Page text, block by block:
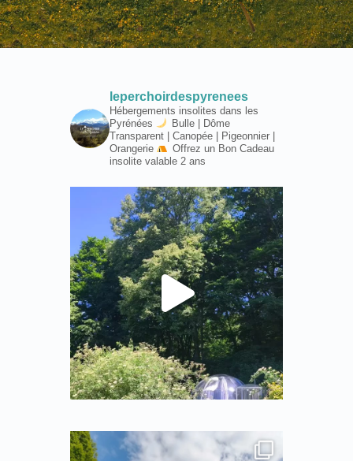
leperchoirdespyrenees
Hébergements insolites dans les
Pyrénées
Bulle | Dôme
Transparent | Canopée | Pigeonnier |
Orangerie
Offrez un Bon Cadeau
insolite valable 2 ans